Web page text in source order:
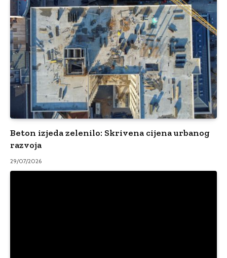
Beton izjeda zelenilo: Skrivena cijena urbanog
razvoja
29/07/2026